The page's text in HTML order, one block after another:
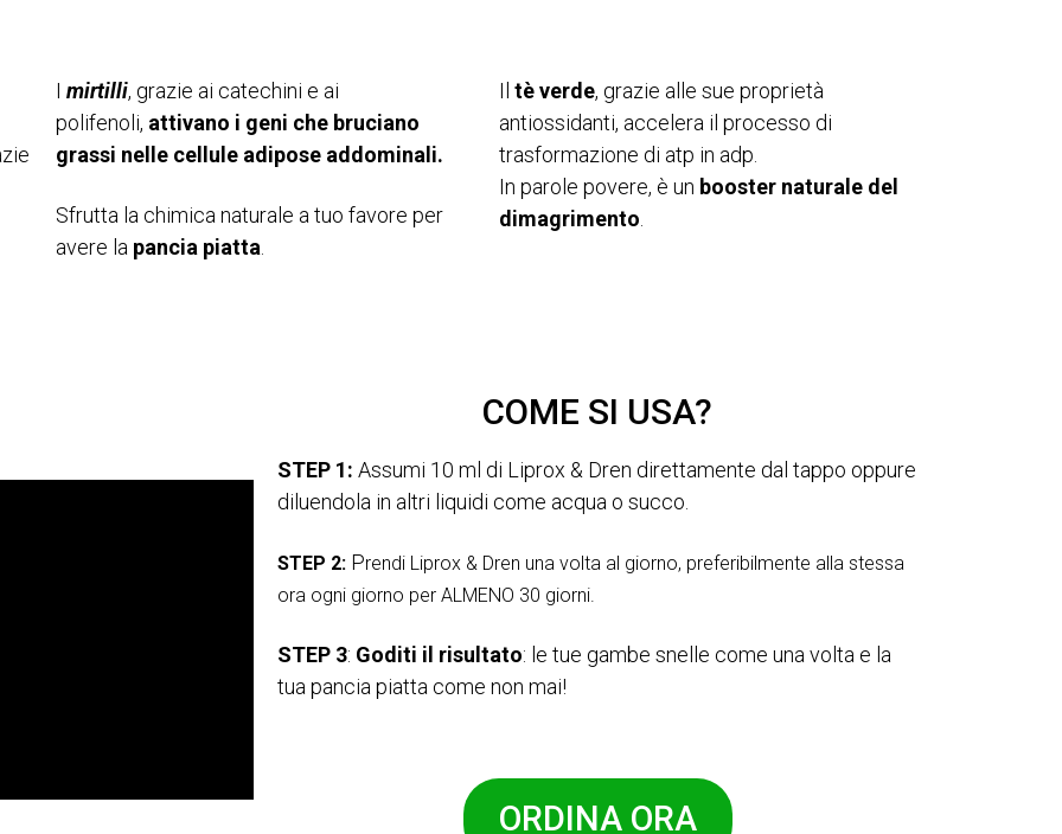
Imirtilli, grazie ai catechini e ai
polifenoli, attivano i geni che bruciano
grassi nelle cellule adipose addominali.
Sfrutta la chimica naturale a tuo favore per
avere la pancia piatta
Il tè verde, grazie alle sue proprietà
antiossidanti, accelera il processo di
trasformazione di atp in adp.
In parole povere, è un booster naturale del
dimagrimento
COME SI USA?
STEP 1: Assumi 10 ml di Liprox & Dren direttamente dal tappo oppure
diluendola in altri liquidi come acqua o succo.
STEP 2: Prendi Liprox & Dren una volta al giorno, preferibilmente alla stessa
ora ogni giorno per ALMENO 30 giorni.
STEP 3: Goditi il risultato: le tue gambe snelle come una volta e la
tua pancia piatta come non mai!
ORDINA ORA